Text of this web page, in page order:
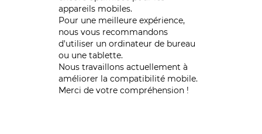
appareils mobiles.
Pour une meilleure expérience,
nous vous recommandons
d'utiliser un ordinateur de bureau
ou une tablette.
Nous travaillons actuellement à
améliorer la compatibilité mobile.
Merci de votre compréhension !